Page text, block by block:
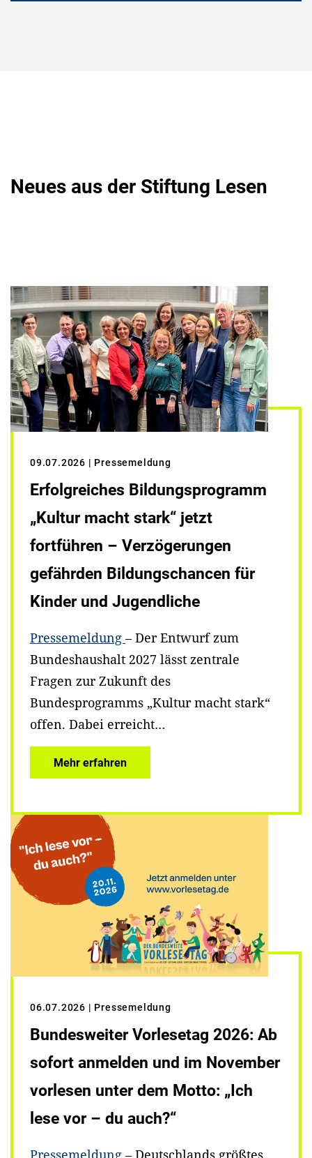
Neues aus der Stiftung Lesen
09.07.2026 | Pressemeldung
Erfolgreiches Bildungsprogramm
„Kultur macht stark“ jetzt
fortführen – Verzögerungen
gefährden Bildungschancen für
Kinder und Jugendliche
Pressemeldung– Der Entwurf zum
Bundeshaushalt 2027 lässt zentrale
Fragen zur Zukunft des
Bundesprogramms „Kultur macht stark“
offen. Dabei erreicht…
Mehr erfahren
06.07.2026 | Pressemeldung
Bundesweiter Vorlesetag 2026: Ab
sofort anmelden und im November
vorlesen unter dem Motto: „Ich
lese vor – du auch?“
Pressemeldung– Deutschlands größtes